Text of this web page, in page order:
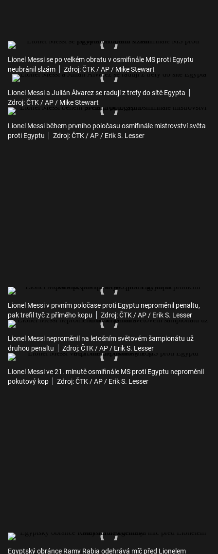
Lionel Messi se po velkém obratu v osmifinále MS proti Egyptu
neubránil slzám
Zdroj: ČTK / AP / Mike Stewart
Lionel Messi a Julián Álvarez se radují z trefy do sítě Egypta
Zdroj: ČTK / AP / Mike Stewart
Lionel Messi během prvního poločasu osmifinále mistrovství světa
proti Egyptu
Zdroj: ČTK / AP / Erik S. Lesser
Lionel Messi v prvním poločase proti Egyptu neproměnil penaltu,
pak trefil tyč z přímého kopu
Zdroj: ČTK / AP / Erik S. Lesser
Lionel Messi neproměnil na letošním světovém šampionátu už
druhou penaltu
Zdroj: ČTK / AP / Erik S. Lesser
Lionel Messi ve 21. minutě osmifinále MS proti Egyptu neproměnil
pokutový kop
Zdroj: ČTK / AP / Erik S. Lesser
Egyptský obránce Ramy Rabia odehrává míč před Lionelem